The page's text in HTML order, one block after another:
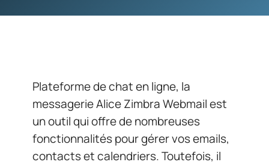
Plateforme de chat en ligne, la
messagerie Alice Zimbra Webmail est
un outil qui offre de nombreuses
fonctionnalités pour gérer vos emails,
contacts et calendriers. Toutefois, il